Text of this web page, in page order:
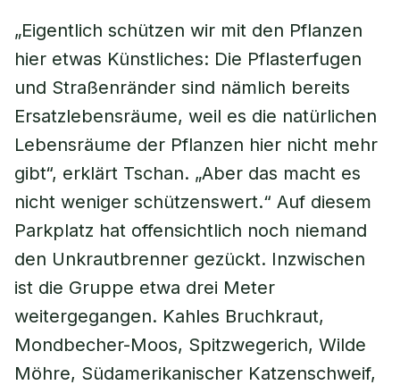
„Eigentlich schützen wir mit den Pflanzen
hier etwas Künstliches: Die Pflasterfugen
und Straßenränder sind nämlich bereits
Ersatzlebensräume, weil es die natürlichen
Lebensräume der Pflanzen hier nicht mehr
gibt“, erklärt Tschan. „Aber das macht es
nicht weniger schützenswert.“ Auf diesem
Parkplatz hat offensichtlich noch niemand
den Unkrautbrenner gezückt. Inzwischen
ist die Gruppe etwa drei Meter
weitergegangen. Kahles Bruchkraut,
Mondbecher-Moos, Spitzwegerich, Wilde
Möhre, Südamerikanischer Katzenschweif,